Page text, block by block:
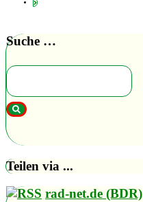
Suche …
Teilen via ...
rad-net.de (BDR)